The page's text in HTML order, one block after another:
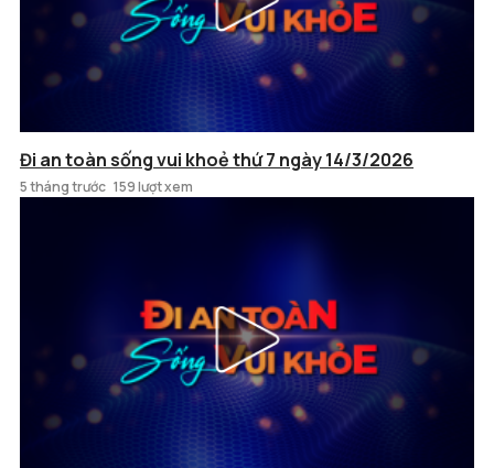
Đi an toàn sống vui khoẻ thứ 7 ngày 14/3/2026
5 tháng trước 159 lượt xem